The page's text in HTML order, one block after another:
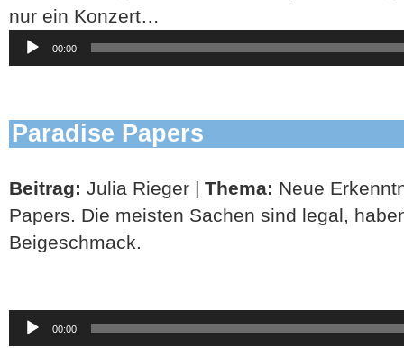
nur ein Konzert…
Audio-
Player
00:00
Paradise Papers
Beitrag: Julia Rieger | Thema: Neue
Papers. Die meisten Sachen sind legal,
Beigeschmack.
Audio-
Player
00:00